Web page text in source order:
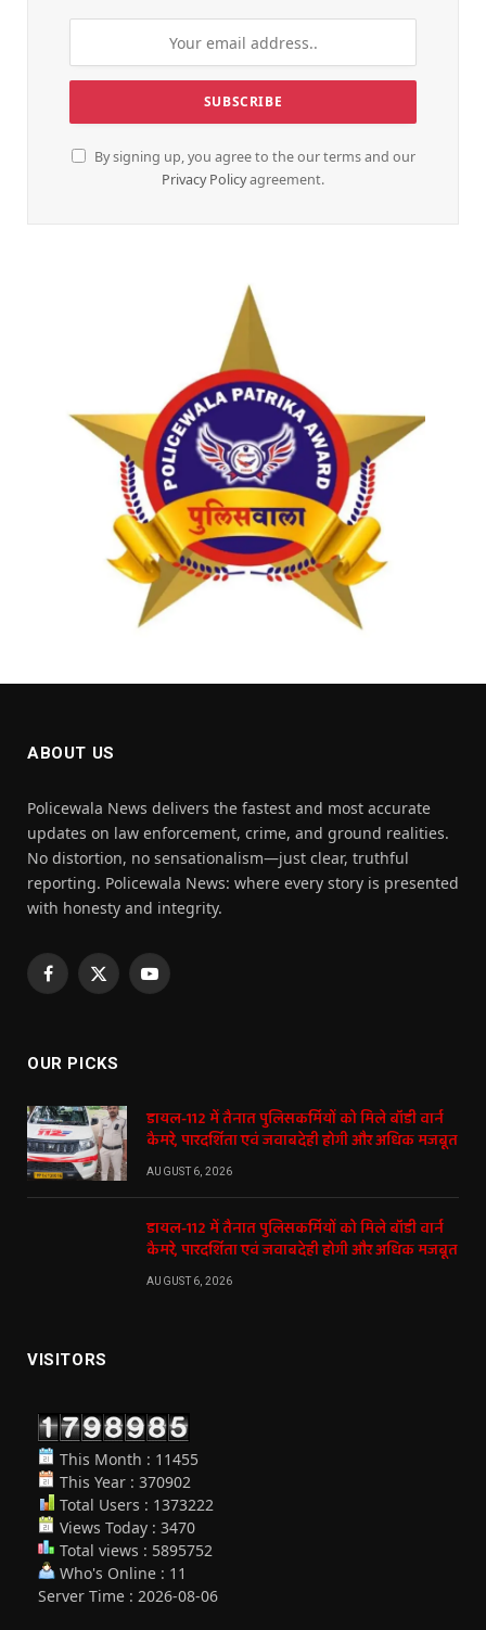
By signing up, you agree to the our terms and our
Privacy Policyagreement.
ABOUT US
Policewala News delivers the fastest and most accurate
updates on law enforcement, crime, and ground realities.
No distortion, no sensationalism—just clear, truthful
reporting. Policewala News: where every story is presented
with honesty and integrity.
Facebook
X
YouTube
OUR PICKS
डायल-112 में तैनात पुलिसकर्मियों को मिले बॉडी वार्न
कैमरे, पारदर्शिता एवं जवाबदेही होगी और अधिक मजबूत
AUGUST 6, 2026
डायल-112 में तैनात पुलिसकर्मियों को मिले बॉडी वार्न
कैमरे, पारदर्शिता एवं जवाबदेही होगी और अधिक मजबूत
AUGUST 6, 2026
VISITORS
This Month : 11455
This Year : 370902
Total Users : 1373222
Views Today : 3470
Total views : 5895752
Who's Online : 11
Server Time : 2026-08-06